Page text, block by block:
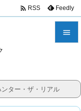



 RSS Feedly
ター・ザ・リアル